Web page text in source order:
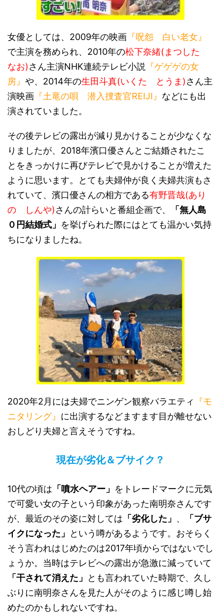
女優としては、2009年の映画 『呪怨 白い老女』
で主演を務められ、2010年の松下奈緒(まつした
なお)さん主演NHK連続テレビ小説 『ゲゲゲの女
房』 や、2014年の生田斗真(いくた とうま)さん主
演映画 『土竜の唄 潜入捜査官REIJI』 などにも出
演されていました。
その後テレビの露出が減り見かけることが少なくな
りましたが、2018年濱口優さんとご結婚されたこ
とをきっかけに再びテレビで見かけることが増えた
ように思います。とても夫婦仲が良く夫婦共演もさ
れていて、濱口優さんの相方である有野晋哉(あり
の しんや)さんの計らいと番組企画で、
「無人島
０円結婚式」 を挙げられた際にはとても温かい気持
ちになりましたね。
2020年2月には夫婦でニンゲン観察バラエティ
『モ
ニタリング』 に出演するなどますます目が離せない
おしどり夫婦と言えそうですね。
現在が劣化＆ブサイク？
10代の頃は 「噴水ヘアー」 をトレードマークに元気
で可愛い女の子という印象があった南明奈さんです
が、最近のその姿に対しては 「劣化した」 、
「ブサ
イクになった」
という噂があるようです。おそらく
そう言われはじめたのは2017年頃からではないでし
ょうか。当時はテレビへの露出が急激に減っていて
「干されて消えた」
とも言われていた時期で、久し
ぶりに南明奈さんを見た人がそのように感じ噂し始
めたのかもしれないですね。